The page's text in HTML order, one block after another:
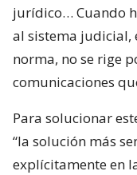
jurídico… Cuando
al sistema judicial,
norma, no se rige
comunicaciones
Para solucionar
“la solución más
explícitamente en